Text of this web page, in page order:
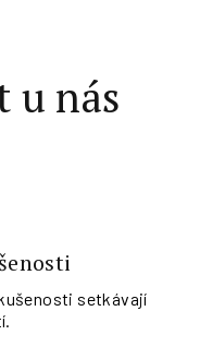
u nás
setkávají